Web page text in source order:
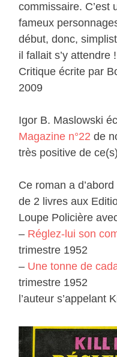
commissaire. C’est
fameux
début, donc,
il fallait s’y attendre !
Critique écrite par
2009
Igor B. Maslowski
Magazine n°22 de
très positive de
Ce roman a
de 2 livres aux
Loupe Policière
– Réglez-lui son
trimestre 1952
– Une tonne de
trimestre 1952
l’auteur s’appelant